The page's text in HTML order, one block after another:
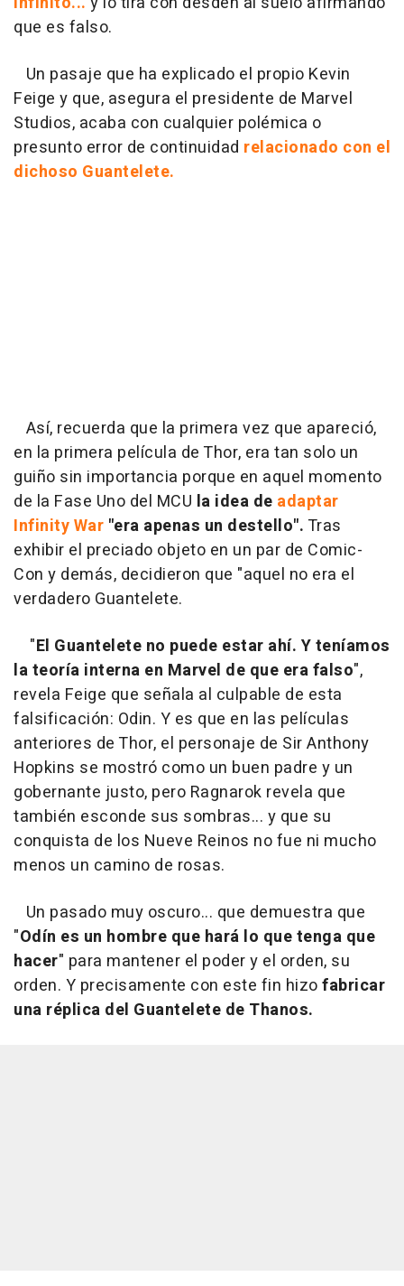
que es falso.
Un pasaje que ha explicado el propio Kevin
Feige y que, asegura el presidente de Marvel
Studios, acaba con cualquier polémica o
presunto error de continuidad relacionado con el
dichoso Guantelete.
Así, recuerda que la primera vez que apareció,
en la primera película de Thor, era tan solo un
guiño sin importancia porque en aquel momento
de la Fase Uno del MCU la idea de adaptar
Infinity War "era apenas un destello". Tras
exhibir el preciado objeto en un par de Comic-
Con y demás, decidieron que "aquel no era el
verdadero Guantelete.
"El Guantelete no puede estar ahí. Y teníamos
la teoría interna en Marvel de que era falso",
revela Feige que señala al culpable de esta
falsificación: Odin. Y es que en las películas
anteriores de Thor, el personaje de Sir Anthony
Hopkins se mostró como un buen padre y un
gobernante justo, pero Ragnarok revela que
también esconde sus sombras... y que su
conquista de los Nueve Reinos no fue ni mucho
menos un camino de rosas.
Un pasado muy oscuro... que demuestra que
"Odín es un hombre que hará lo que tenga que
hacer" para mantener el poder y el orden, su
orden. Y precisamente con este fin hizofabricar
una réplica del Guantelete de Thanos.